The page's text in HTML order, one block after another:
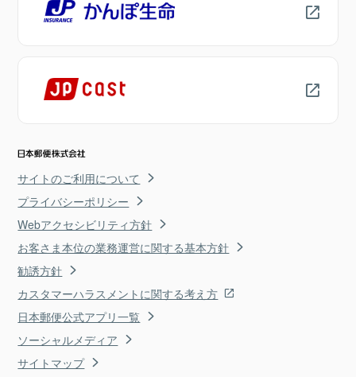
サイトのご利用について
プライバシーポリシー
Webアクセシビリティ方針
お客さま本位の業務運営に関する基本方針
勧誘方針
カスタマーハラスメントに関する考え方
日本郵便公式アプリ一覧
ソーシャルメディア
サイトマップ